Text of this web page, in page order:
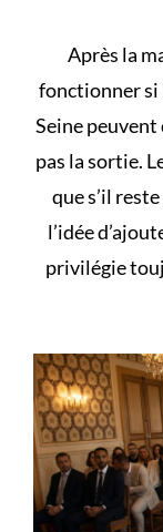
Après la
fonctionner si
Seine peuvent
pas la sortie.
que s’il
l’idée
privilégie